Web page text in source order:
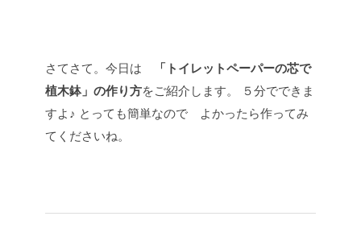
さてさて。今日は
「トイレットペーパーの芯で
植木鉢」の作り方をご紹介します。
５分でできま
すよ♪ とっても簡単なので よかったら作ってみ
てくださいね。